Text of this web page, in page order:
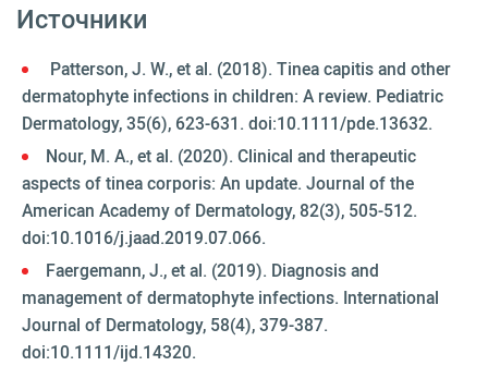
Источники
Patterson, J. W., et al. (2018). Tinea capitis and other
dermatophyte infections in children: A review. Pediatric
Dermatology, 35(6), 623-631. doi:10.1111/pde.13632.
Nour, M. A., et al. (2020). Clinical and therapeutic
aspects of tinea corporis: An update. Journal of the
American Academy of Dermatology, 82(3), 505-512.
doi:10.1016/j.jaad.2019.07.066.
Faergemann, J., et al. (2019). Diagnosis and
management of dermatophyte infections. International
Journal of Dermatology, 58(4), 379-387.
doi:10.1111/ijd.14320.